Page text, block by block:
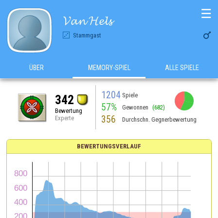
𝓥𝓪𝓷 𝓗𝓮𝓵𝓼
Stammgast 
☰
ÜBER MEMORY-SPIEL ALLE SPIELE
342
Bewertung
Experte
1204 Spiele
57% Gewonnen (682)
356 Durchschn. Gegnerbewertung
BEWERTUNGSVERLAUF